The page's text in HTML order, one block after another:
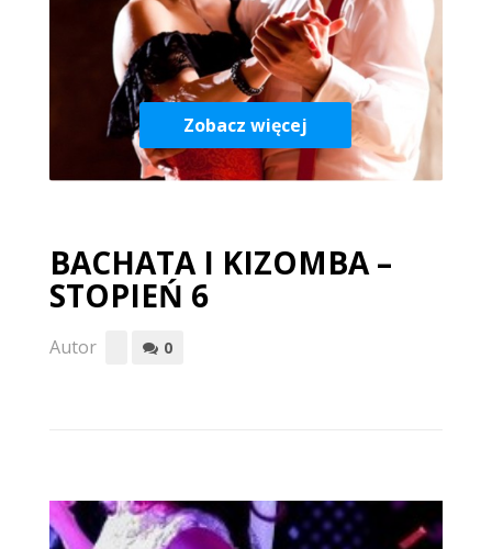
Zobacz więcej
BACHATA I KIZOMBA –
STOPIEŃ 6
Autor 0